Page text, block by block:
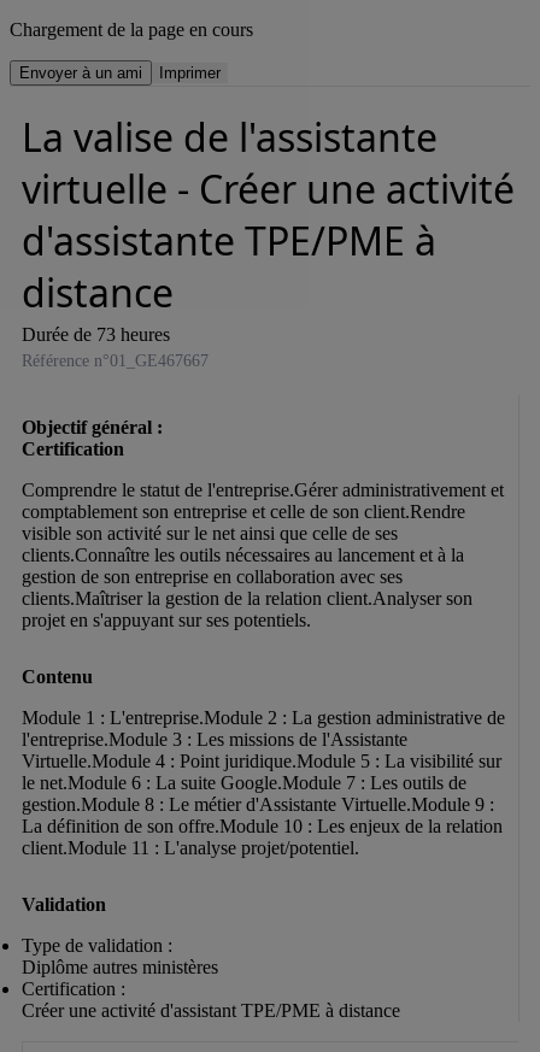
Chargement de la page en cours
Envoyer à un ami Imprimer
La valise de l'assistante
virtuelle - Créer une activité
d'assistante TPE/PME à
distance
Durée de 73 heures
Référence n°01_GE467667
Objectif général :
Comprendre le statut de l'entreprise.Gérer administrativement et
comptablement son entreprise et celle de son client.Rendre
visible son activité sur le net ainsi que celle de ses
clients.Connaître les outils nécessaires au lancement et à la
gestion de son entreprise en collaboration avec ses
clients.Maîtriser la gestion de la relation client.Analyser son
projet en s'appuyant sur ses potentiels.
Contenu
Module 1 : L'entreprise.Module 2 : La gestion administrative de
l'entreprise.Module 3 : Les missions de l'Assistante
Virtuelle.Module 4 : Point juridique.Module 5 : La visibilité sur
le net.Module 6 : La suite Google.Module 7 : Les outils de
gestion.Module 8 : Le métier d'Assistante Virtuelle.Module 9 :
La définition de son offre.Module 10 : Les enjeux de la relation
client.Module 11 : L'analyse projet/potentiel.
Validation
Type de validation :
Diplôme autres ministères
Certification :
Créer une activité d'assistant TPE/PME à distance